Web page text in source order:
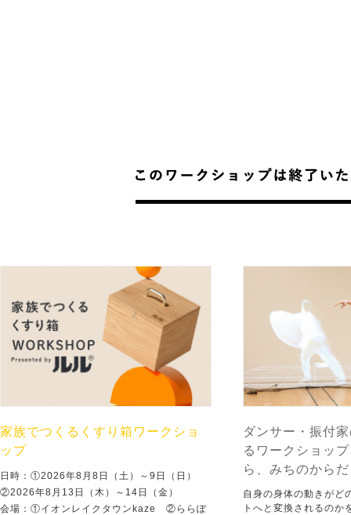
家族でつくるくすり箱ワークショ
ップ
日時：①2026年8月8日（土）～9日（日）
②2026年8月13日（木）～14日（金）
会場：①イオンレイクタウンkaze ②ららぽ
ダンサー・振付
るワークショッ
ら、みちのから
自身の身体の動きがど
トへと変換されるのか